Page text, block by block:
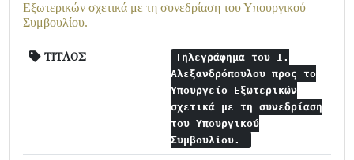
Εξωτερικών σχετικά με τη συνεδρίαση του Υπουργικού
Συμβουλίου.
ΤΙΤΛΟΣ
Τηλεγράφημα του Ι.
Αλεξανδρόπουλου προς το
Υπουργείο Εξωτερικών
σχετικά με τη συνεδρίαση
του Υπουργικού
Συμβουλίου.